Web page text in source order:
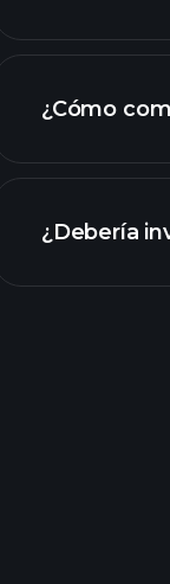
¿Cómo
¿Debería